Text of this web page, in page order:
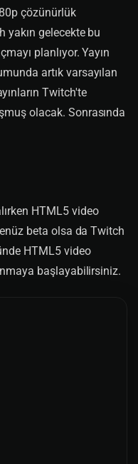
çözünürlük
yakın gelecekte bu
planlıyor. Yayın
artık varsayılan
Twitch'te
olacak. Sonrasında
HTML5 video
beta olsa da Twitch
HTML5 video
başlayabilirsiniz.